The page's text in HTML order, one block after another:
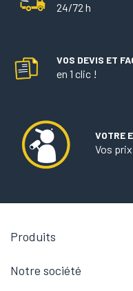
24/72 h
VOS DEVIS ET
en 1 clic !
VOTRE
Vos
Produits
Notre société